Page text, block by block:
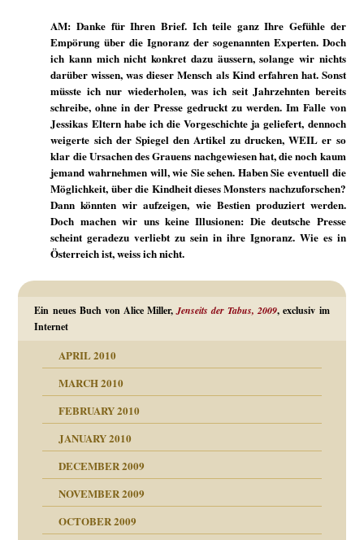
AM: Danke für Ihren Brief. Ich teile ganz Ihre Gefühle der
Empörung über die Ignoranz der sogenannten Experten. Doch
ich kann mich nicht konkret dazu äussern, solange wir nichts
darüber wissen, was dieser Mensch als Kind erfahren hat. Sonst
müsste ich nur wiederholen, was ich seit Jahrzehnten bereits
schreibe, ohne in der Presse gedruckt zu werden. Im Falle von
Jessikas Eltern habe ich die Vorgeschichte ja geliefert, dennoch
weigerte sich der Spiegel den Artikel zu drucken, WEIL er so
klar die Ursachen des Grauens nachgewiesen hat, die noch kaum
jemand wahrnehmen will, wie Sie sehen. Haben Sie eventuell die
Möglichkeit, über die Kindheit dieses Monsters nachzuforschen?
Dann könnten wir aufzeigen, wie Bestien produziert werden.
Doch machen wir uns keine Illusionen: Die deutsche Presse
scheint geradezu verliebt zu sein in ihre Ignoranz. Wie es in
Österreich ist, weiss ich nicht.
Ein neues Buch von Alice Miller,Jenseits der Tabus, 2009, exclusiv im
Internet
APRIL 2010
MARCH 2010
FEBRUARY 2010
JANUARY 2010
DECEMBER 2009
NOVEMBER 2009
OCTOBER 2009